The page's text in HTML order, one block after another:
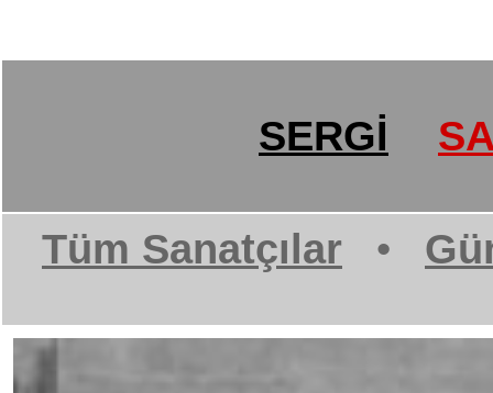
SERGİ
Tüm Sanatçılar •